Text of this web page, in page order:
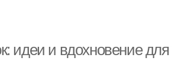
идеи и вдохновение для